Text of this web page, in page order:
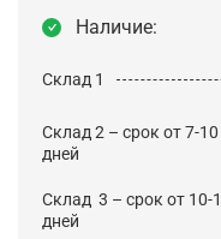
Наличие:
Склад 1
Склад 2 – срок от 7-10
дней
Cклад 3 – срок от 10-
дней